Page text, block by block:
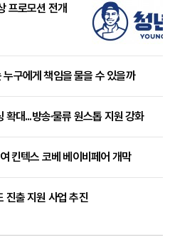
프로모션 전개
구에게 책임을 물을 수 있을까
대...방송·물류 원스톱 지원 강화
킨텍스 코베 베이비페어 개막
진출 지원 사업 추진